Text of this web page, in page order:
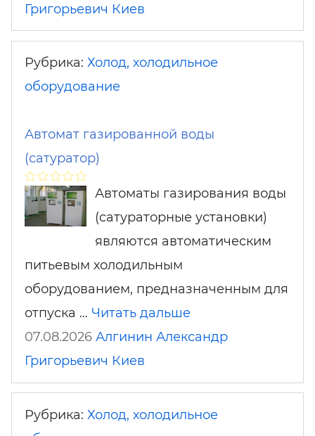
Григорьевич Киев
Рубрика: Холод, холодильное
оборудование
Автомат газированной воды
(сатуратор)
Автоматы газирования воды
(cатураторные установки)
являются автоматическим
питьевым холодильным
оборудованием, предназначенным для
отпуска … Читать дальше
07.08.2026 Алгинин Александр
Григорьевич Киев
Рубрика: Холод, холодильное